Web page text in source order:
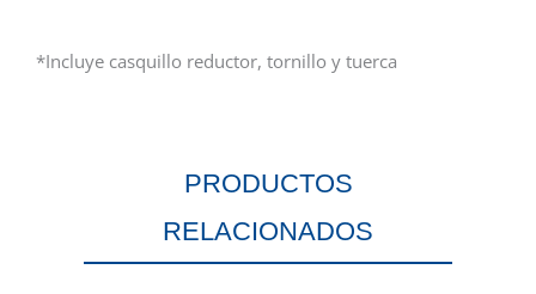
*Incluye casquillo reductor, tornillo y tuerca
PRODUCTOS
RELACIONADOS